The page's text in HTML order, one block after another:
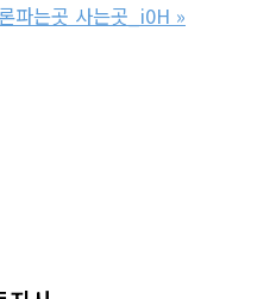
파는곳 사는곳_i0H »